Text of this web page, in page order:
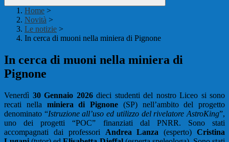
Home >
Novità >
Le notizie >
In cerca di muoni nella miniera di Pignone
In cerca di muoni nella miniera di
Pignone
Venerdì 30 Gennaio 2026dieci studenti del nostro Liceo si sono
recati nella miniera di Pignone (SP) nell’ambito del progetto
denominato “Istruzione all’uso ed utilizzo del rivelatore AstroKing”,
uno dei progetti “POC” finanziati dal PNRR. Sono stati
accompagnati dai professori Andrea Lanza (esperto)Cristina